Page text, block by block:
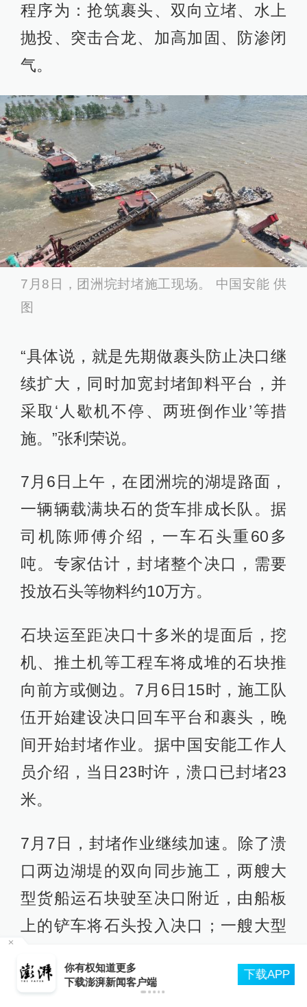
程序为：抢筑裹头、双向立堵、水上
抛投、突击合龙、加高加固、防渗闭
气。
7月8日，团洲垸封堵施工现场。 中国安能 供
图
“具体说，就是先期做裹头防止决口继
续扩大，同时加宽封堵卸料平台，并
采取‘人歇机不停、两班倒作业’等措
施。”张利荣说。
7月6日上午，在团洲垸的湖堤路面，
一辆辆载满块石的货车排成长队。据
司机陈师傅介绍，一车石头重60多
吨。专家估计，封堵整个决口，需要
投放石头等物料约10万方。
石块运至距决口十多米的堤面后，挖
机、推土机等工程车将成堆的石块推
向前方或侧边。7月6日15时，施工队
伍开始建设决口回车平台和裹头，晚
间开始封堵作业。据中国安能工作人
员介绍，当日23时许，溃口已封堵23
米。
7月7日，封堵作业继续加速。除了溃
口两边湖堤的双向同步施工，两艘大
型货船运石块驶至决口附近，由船板
上的铲车将石头投入决口；一艘大型
输皮带，从高空向决口抛投砂料；相
你有权知道更多
下载澎湃新闻客户端
下载APP